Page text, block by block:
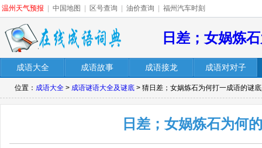
温州天气预报 中国地图 区号查询 油价查询 福州汽车时刻
日差；女娲炼
成语大全 成语故事 成语接龙 成语对对子
位置： 成语大全 > 成语谜语大全及谜底 > 猜日差；女娲炼石为何打一成语的谜
日差；女娲炼石为何